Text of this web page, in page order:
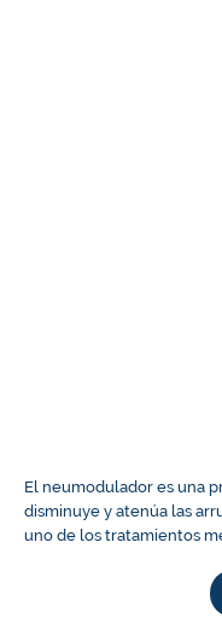
El neumodulador es una
disminuye y atenúa las
uno de los tratamientos